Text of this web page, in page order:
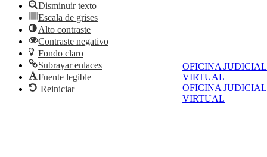
OFICINA JUDICIAL
VIRTUAL
OFICINA JUDICIAL
VIRTUAL
Disminuir texto
Escala de grises
Alto contraste
Contraste negativo
Fondo claro
Subrayar enlaces
Fuente legible
Reiniciar